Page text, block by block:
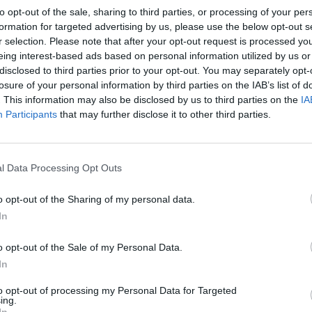
opt-out of the sale, sharing to third parties, or processing of your
for targeted advertising by us, please use the below opt-out
selection. Please note that after your opt-out request is processed
interest-based ads based on personal information utilized by us
to third parties prior to your opt-out. You may separately
of your personal information by third parties on the IAB’s list of
This information may also be disclosed by us to third parties on the
Participants that may further disclose it to other third parties.
Data Processing Opt Outs
opt-out of the Sharing of my personal data.
opt-out of the Sale of my Personal Data.
opt-out of processing my Personal Data for Targeted
V N P F S V N P F S V N P F S
6 0 1 13 4 2 0 1 3 2 4 0 0 10 2
5 2 0 14 3 2 1 0 7 2 3 1 0 7 1
4 2 1 10 2 3 1 0 8 1 1 1 1 2
4 2 1 8 3 3 1 0 6 0 1 1 1 2 3
3 1 3 10 9 0 1 3 3 7
2 3 2 7 5 1 1 1 2 1 1 2 1